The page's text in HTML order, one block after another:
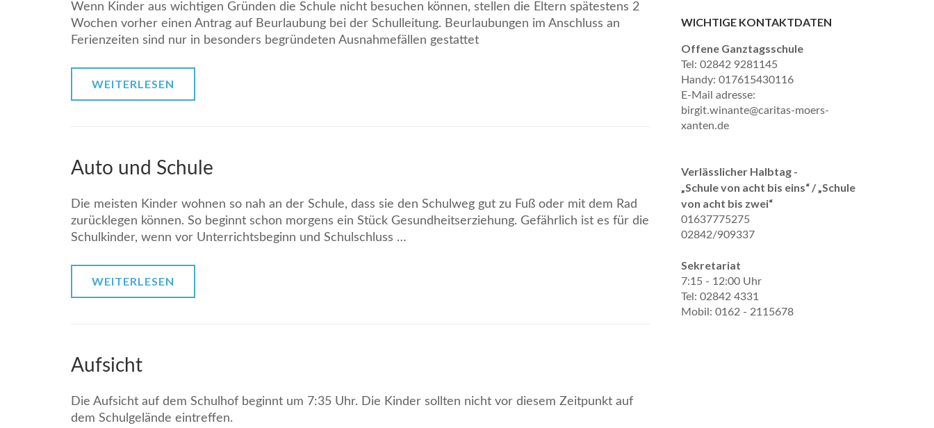
Wenn Kinder aus wichtigen Gründen die Schule nicht besuchen können, stellen die Eltern spätestens 2
Wochen vorher einen Antrag auf Beurlaubung bei der Schulleitung. Beurlaubungen im Anschluss an
Ferienzeiten sind nur in besonders begründeten Ausnahmefällen gestattet
WEITERLESEN
Auto und Schule
Die meisten Kinder wohnen so nah an der Schule, dass sie den Schulweg gut zu Fuß oder mit dem Rad
zurücklegen können. So beginnt schon morgens ein Stück Gesundheitserziehung. Gefährlich ist es für die
Schulkinder, wenn vor Unterrichtsbeginn und Schulschluss …
WEITERLESEN
Aufsicht
Die Aufsicht auf dem Schulhof beginnt um 7:35 Uhr. Die Kinder sollten nicht vor diesem Zeitpunkt auf
dem Schulgelände eintreffen.
WICHTIGE KONTAKTDATEN
Offene Ganztagsschule
Tel: 02842 9281145
Handy: 017615430116
E-Mail adresse:
birgit.winante@caritas-moers-
xanten.de
Verlässlicher Halbtag -
„Schule von acht bis eins“ / „Schule
von acht bis zwei“
01637775275
02842/909337
Sekretariat
7:15 - 12:00 Uhr
Tel: 02842 4331
Mobil: 0162 - 2115678